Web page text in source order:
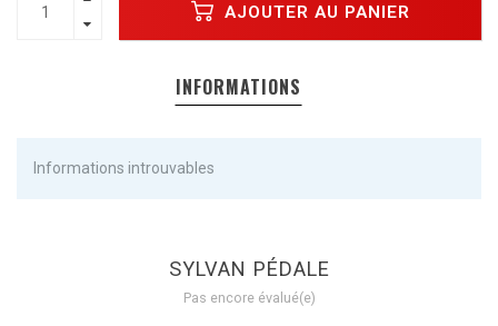
AJOUTER AU PANIER
INFORMATIONS
Informations introuvables
SYLVAN PÉDALE
Pas encore évalué(e)